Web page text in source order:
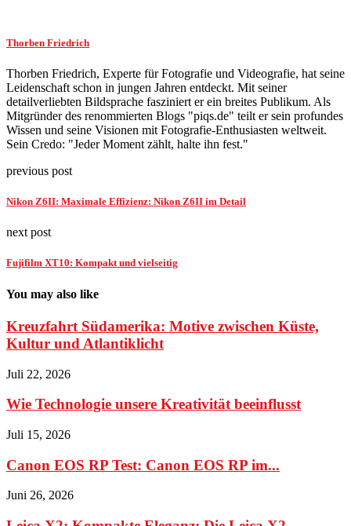
Thorben Friedrich
Thorben Friedrich, Experte für Fotografie und Videografie, hat seine
Leidenschaft schon in jungen Jahren entdeckt. Mit seiner
detailverliebten Bildsprache fasziniert er ein breites Publikum. Als
Mitgründer des renommierten Blogs "piqs.de" teilt er sein profundes
Wissen und seine Visionen mit Fotografie-Enthusiasten weltweit.
Sein Credo: "Jeder Moment zählt, halte ihn fest."
previous post
Nikon Z6II: Maximale Effizienz: Nikon Z6II im Detail
next post
Fujifilm XT10: Kompakt und vielseitig
You may also like
Kreuzfahrt Südamerika: Motive zwischen Küste,
Kultur und Atlantiklicht
Juli 22, 2026
Wie Technologie unsere Kreativität beeinflusst
Juli 15, 2026
Canon EOS RP Test: Canon EOS RP im...
Juni 26, 2026